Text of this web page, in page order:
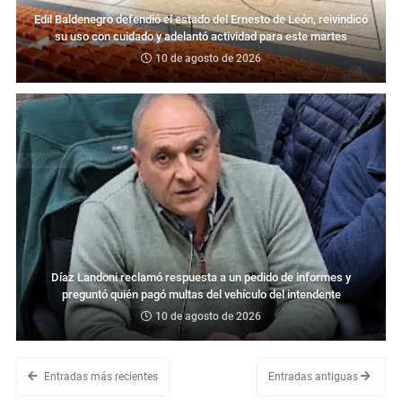
Edil Baldenegro defendió el estado del Ernesto de León, reivindicó
su uso con cuidado y adelantó actividad para este martes
10 de agosto de 2026
Díaz Landoni reclamó respuesta a un pedido de informes y
preguntó quién pagó multas del vehículo del intendente
10 de agosto de 2026
Entradas más recientes Entradas antiguas